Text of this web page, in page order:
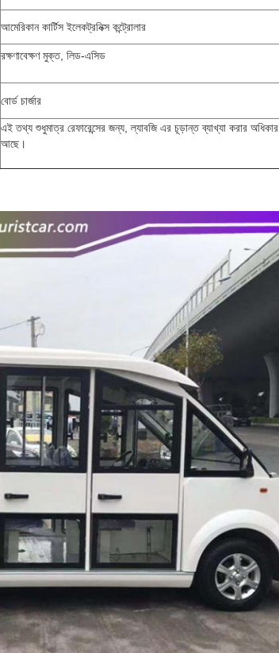
আমেরিকান কার্টিস ইলেকট্রনিক্স কন্ট্রোলার
রক্ষণাবেক্ষণ মুক্ত, লিড-এসিড
বোর্ড চার্জার
এই তথ্য শুধুমাত্র রেফারেন্সের জন্য, ল্যাবজি এর চূড়ান্ত ব্যাখ্যা করার অধিকার
আছে।